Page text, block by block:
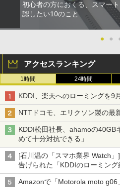
初心者の方におくる、スマー
認したい10のこと
● ●
アクセスランキング
1時間 24時間
KDDI、楽天へのローミングを9
NTTドコモ、エリクソン製の最
KDDI松田社長、ahamoの40GB
めて十分対抗できる」
[石川温の「スマホ業界 Watch」]
告げられた「KDDIのローミン
穴と楽天モバイルの課題
Amazonで「Motorola moto g06